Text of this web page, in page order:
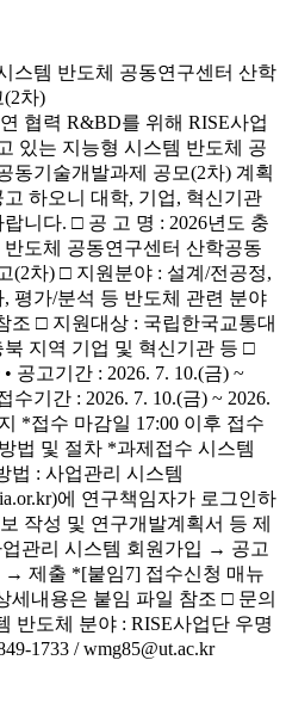
스템 반도체 공동연구센터 산학
차)
협력 R&BD를 위해 RISE사업
있는 지능형 시스템 반도체 공
동기술개발과제 공모(2차) 계획
하오니 대학, 기업, 혁신기관
니다. □ 공 고 명 : 2026년도 충
도체 공동연구센터 산학공동
(2차) □ 지원분야 : 설계/전공정,
평가/분석 등 반도체 관련 분야
조 □ 지원대상 : 국립한국교통대
지역 기업 및 혁신기관 등 □
공고기간 : 2026. 7. 10.(금) ~
수기간 : 2026. 7. 10.(금) ~ 2026.
*접수 마감일 17:00 이후 접수
법 및 절차 *과제접수 시스템
법 : 사업관리 시스템
에 연구책임자가 로그인하
작성 및 연구개발계획서 등 제
업관리 시스템 회원가입 → 공고
제출 *[붙임7] 접수신청 매뉴
세내용은 붙임 파일 참조 □ 문의
반도체 분야 : RISE사업단 우명
1733 / wmg85@ut.ac.kr